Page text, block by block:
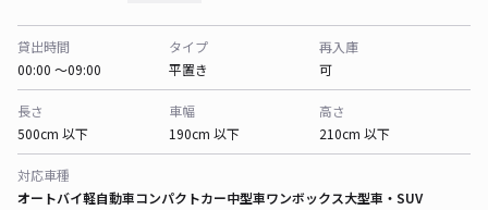
貸出時間
00:00 〜09:00
タイプ
平置き
再入庫
可
長さ
500cm 以下
車幅
190cm 以下
高さ
210cm 以下
対応車種
オートバイ軽自動車コンパクトカー中型車ワンボックス大型車・SUV